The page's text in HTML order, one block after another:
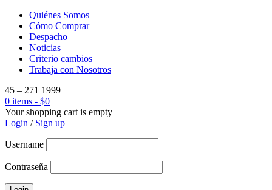
Quiénes Somos
Cómo Comprar
Despacho
Noticias
Criterio cambios
Trabaja con Nosotros
45 – 271 1999
0 items - $0
Your shopping cart is empty
Login / Sign up
Username
Contraseña